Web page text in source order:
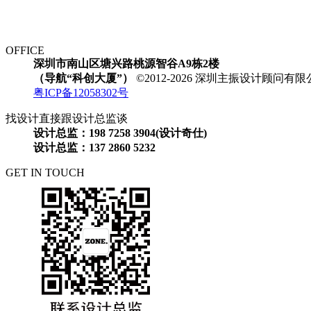
OFFICE
深圳市南山区塘兴路桃源智谷A9栋2楼
（导航“科创大厦”）
©2012-2026 深圳主振设计顾问有限
粤ICP备12058302号
找设计直接跟设计总监谈
设计总监：198 7258 3904(设计奇仕)
设计总监：137 2860 5232
GET IN TOUCH